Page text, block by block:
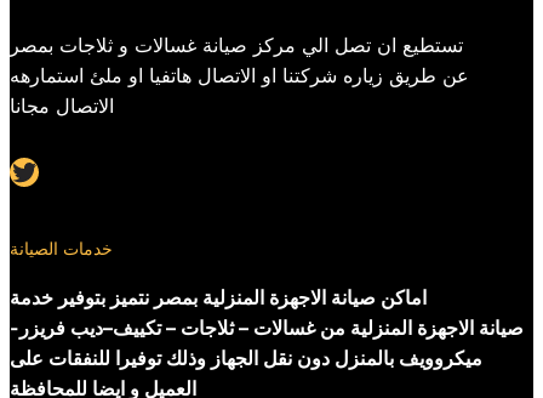
تستطيع ان تصل الي مركز صيانة غسالات و ثلاجات بمصر
عن طريق زياره شركتنا او الاتصال هاتفيا او ملئ استمارهه
الاتصال مجانا
Twitter
خدمات الصيانة
اماكن صيانة الاجهزة المنزلية بمصر نتميز بتوفير خدمة
صيانة الاجهزة المنزلية من غسالات – ثلاجات – تكييف–ديب فريزر-
ميكروويف بالمنزل دون نقل الجهاز وذلك توفيرا للنفقات على
العميل و ايضا للمحافظة